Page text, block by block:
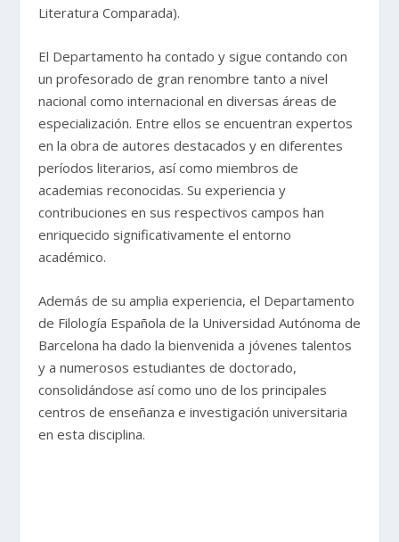
Literatura Comparada).
El Departamento ha contado y sigue contando con
un profesorado de gran renombre tanto a nivel
nacional como internacional en diversas áreas de
especialización. Entre ellos se encuentran expertos
en la obra de autores destacados y en diferentes
períodos literarios, así como miembros de
academias reconocidas. Su experiencia y
contribuciones en sus respectivos campos han
enriquecido significativamente el entorno
académico.
Además de su amplia experiencia, el Departamento
de Filología Española de la Universidad Autónoma de
Barcelona ha dado la bienvenida a jóvenes talentos
y a numerosos estudiantes de doctorado,
consolidándose así como uno de los principales
centros de enseñanza e investigación universitaria
en esta disciplina.